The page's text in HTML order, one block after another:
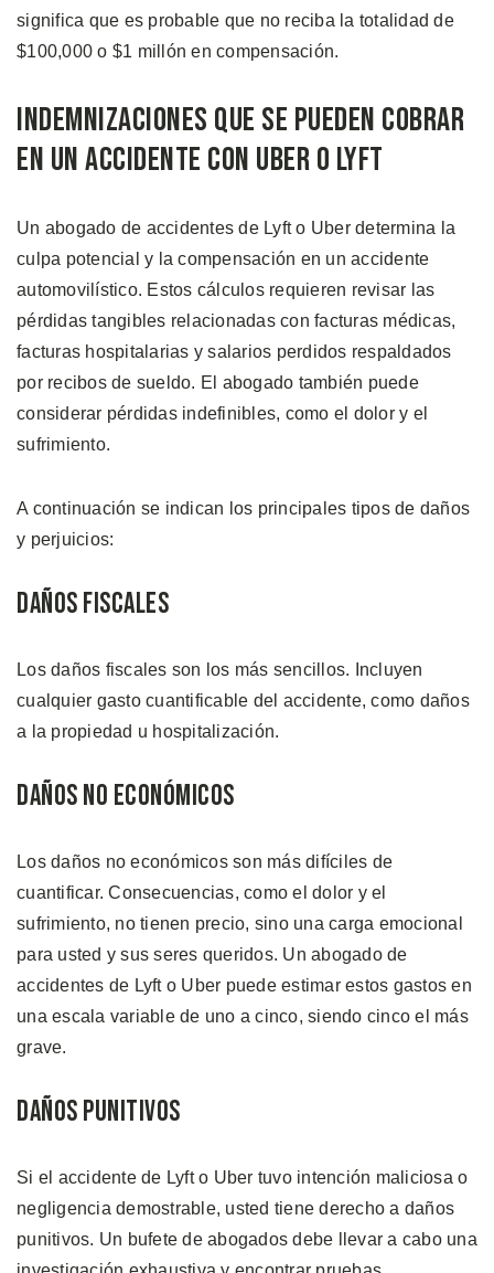
significa que es probable que no reciba la totalidad de
$100,000 o $1 millón en compensación.
Indemnizaciones que se Pueden Cobrar
en un Accidente con Uber o Lyft
Un abogado de accidentes de Lyft o Uber determina la
culpa potencial y la compensación en un accidente
automovilístico. Estos cálculos requieren revisar las
pérdidas tangibles relacionadas con facturas médicas,
facturas hospitalarias y salarios perdidos respaldados
por recibos de sueldo. El abogado también puede
considerar pérdidas indefinibles, como el dolor y el
sufrimiento.
A continuación se indican los principales tipos de daños
y perjuicios:
Daños Fiscales
Los daños fiscales son los más sencillos. Incluyen
cualquier gasto cuantificable del accidente, como daños
a la propiedad u hospitalización.
Daños no Económicos
Los daños no económicos son más difíciles de
cuantificar. Consecuencias, como el dolor y el
sufrimiento, no tienen precio, sino una carga emocional
para usted y sus seres queridos. Un abogado de
accidentes de Lyft o Uber puede estimar estos gastos en
una escala variable de uno a cinco, siendo cinco el más
grave.
Daños Punitivos
Si el accidente de Lyft o Uber tuvo intención maliciosa o
negligencia demostrable, usted tiene derecho a daños
punitivos. Un bufete de abogados debe llevar a cabo una